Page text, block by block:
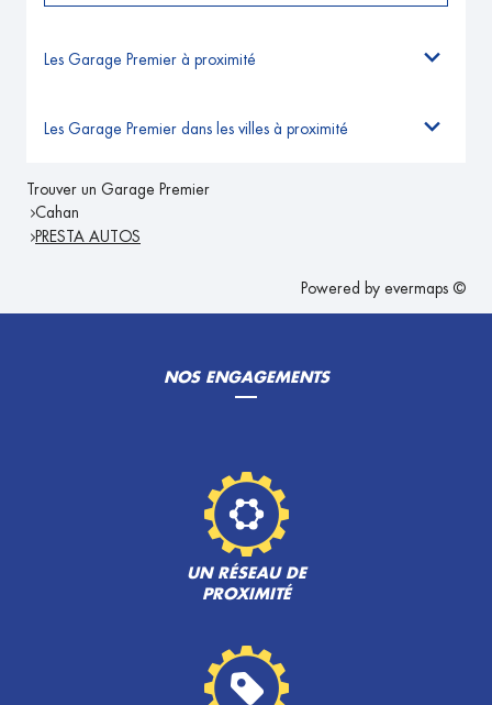
Les Garage Premier à proximité
Les Garage Premier dans les villes à proximité
Trouver un Garage Premier
Cahan
PRESTA AUTOS
Powered by evermaps ©
NOS ENGAGEMENTS
UN RÉSEAU DE
PROXIMITÉ